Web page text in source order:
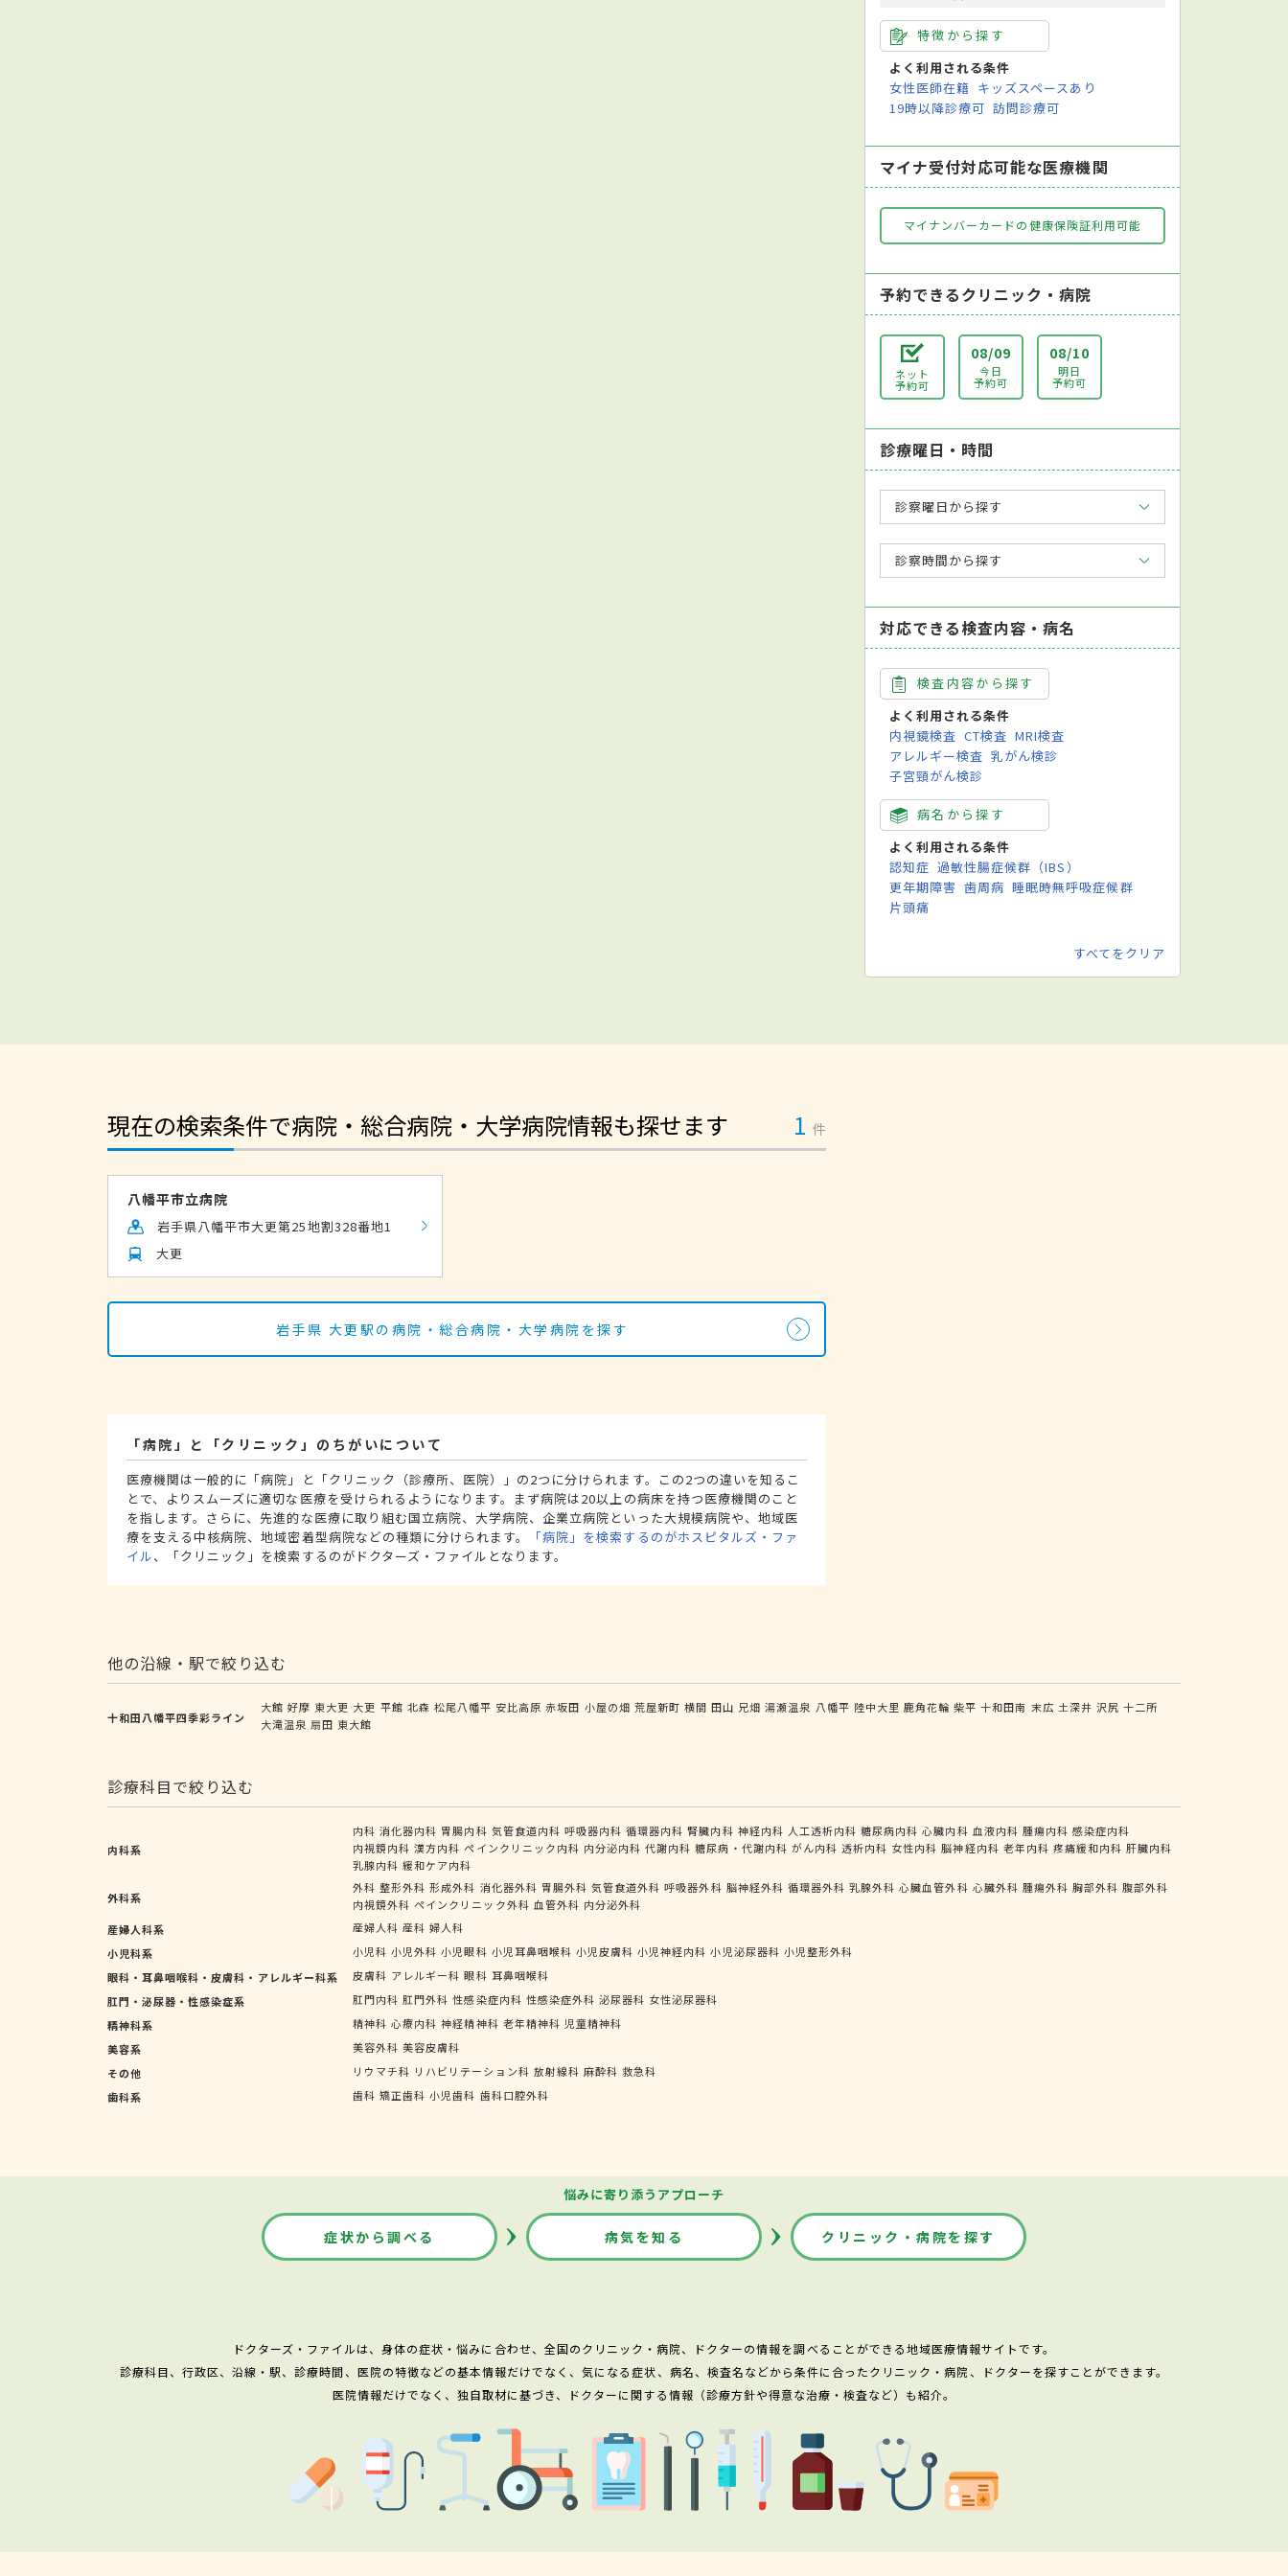
特徴から探す
よく利用される条件
女性医師在籍 キッズスペースあり
19時以降診療可 訪問診療可
マイナ受付対応可能な医療機関
マイナンバーカードの健康保険証利用可能
予約できるクリニック・病院
ネット
予約可
08/09
今日
予約可
08/10
明日
予約可
診療曜日・時間
診察曜日から探す
診察時間から探す
対応できる検査内容・病名
検査内容から探す
よく利用される条件
内視鏡検査 CT検査 MRI検査
アレルギー検査 乳がん検診
子宮頸がん検診
病名から探す
よく利用される条件
認知症 過敏性腸症候群（IBS）
更年期障害 歯周病 睡眠時無呼吸症候群
片頭痛
すべてをクリア
現在の検索条件で病院・総合病院・大学病院情報も探せます 1 件
八幡平市立病院
岩手県八幡平市大更第25地割328番地1
大更
岩手県 大更駅の病院・総合病院・大学病院を探す
「病院」と「クリニック」のちがいについて
医療機関は一般的に「病院」と「クリニック（診療所、医院）」の2つに分けられます。この2つの違いを知るこ
とで、よりスムーズに適切な医療を受けられるようになります。まず病院は20以上の病床を持つ医療機関のこと
を指します。さらに、先進的な医療に取り組む国立病院、大学病院、企業立病院といった大規模病院や、地域医
療を支える中核病院、地域密着型病院などの種類に分けられます。
「病院」を検索するのがホスピタルズ・ファ
イル、「クリニック」を検索するのがドクターズ・ファイルとなります。
他の沿線・駅で絞り込む
十和田八幡平四季彩ライン
大館 好摩 東大更 大更 平館 北森 松尾八幡平 安比高原 赤坂田 小屋の畑 荒屋新町 横間 田山 兄畑 湯瀬温泉 八幡平 陸中大里 鹿角花輪 柴平 十和田南 末広 土深井 沢尻 十二所
大滝温泉 扇田 東大館
診療科目で絞り込む
内科系
内科 消化器内科 胃腸内科 気管食道内科 呼吸器内科 循環器内科 腎臓内科 神経内科 人工透析内科 糖尿病内科 心臓内科 血液内科 腫瘍内科 感染症内科
内視鏡内科 漢方内科 ペインクリニック内科 内分泌内科 代謝内科 糖尿病・代謝内科 がん内科 透析内科 女性内科 脳神経内科 老年内科 疼痛緩和内科 肝臓内科
乳腺内科 緩和ケア内科
外科系
外科 整形外科 形成外科 消化器外科 胃腸外科 気管食道外科 呼吸器外科 脳神経外科 循環器外科 乳腺外科 心臓血管外科 心臓外科 腫瘍外科 胸部外科 腹部外科
内視鏡外科 ペインクリニック外科 血管外科 内分泌外科
産婦人科系
産婦人科 産科 婦人科
小児科系
小児科 小児外科 小児眼科 小児耳鼻咽喉科 小児皮膚科 小児神経内科 小児泌尿器科 小児整形外科
眼科・耳鼻咽喉科・皮膚科・アレルギー科系
皮膚科 アレルギー科 眼科 耳鼻咽喉科
肛門・泌尿器・性感染症系
肛門内科 肛門外科 性感染症内科 性感染症外科 泌尿器科 女性泌尿器科
精神科系
精神科 心療内科 神経精神科 老年精神科 児童精神科
美容系
美容外科 美容皮膚科
その他
リウマチ科 リハビリテーション科 放射線科 麻酔科 救急科
歯科系
歯科 矯正歯科 小児歯科 歯科口腔外科
悩みに寄り添うアプローチ
症状から調べる 病気を知る クリニック・病院を探す
ドクターズ・ファイルは、身体の症状・悩みに合わせ、全国のクリニック・病院、ドクターの情報を調べることができる地域医療情報サイトです。
診療科目、行政区、沿線・駅、診療時間、医院の特徴などの基本情報だけでなく、気になる症状、病名、検査名などから条件に合ったクリニック・病院、ドクターを探すことができます。
医院情報だけでなく、独自取材に基づき、ドクターに関する情報（診療方針や得意な治療・検査など）も紹介。